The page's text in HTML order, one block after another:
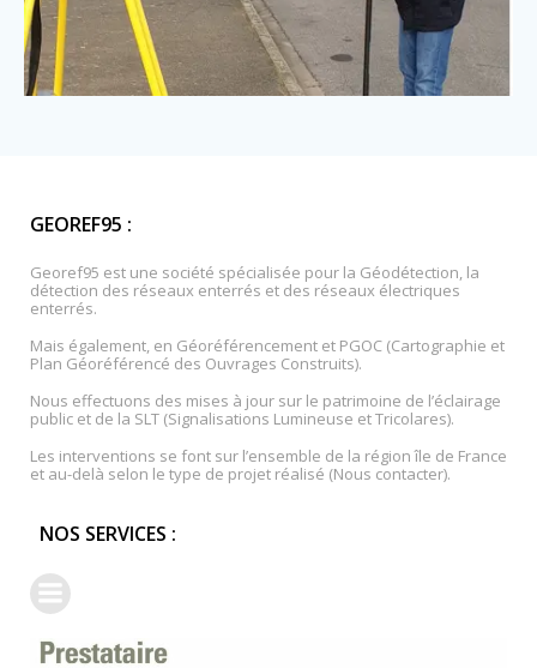
GEOREF95 :
Georef95 est une société spécialisée pour la Géodétection, la
détection des réseaux enterrés et des réseaux électriques
enterrés.
Mais également, en Géoréférencement et PGOC (Cartographie et
Plan Géoréférencé des Ouvrages Construits).
Nous effectuons des mises à jour sur le patrimoine de l’éclairage
public et de la SLT (Signalisations Lumineuse et Tricolares).
Les interventions se font sur l’ensemble de la région île de France
et au-delà selon le type de projet réalisé (Nous contacter).
NOS SERVICES :